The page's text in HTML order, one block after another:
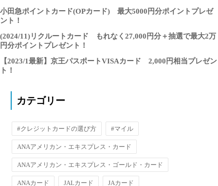
小田急ポイントカード(OPカード) 最大5000円分ポイントプレゼ
ント！
(2024/11)リクルートカード もれなく27,000円分＋抽選で最大2万
円分ポイントプレゼント！
【2023/1最新】京王パスポートVISAカード 2,000円相当プレゼン
ト！
カテゴリー
#クレジットカードの選び方 #マイル
ANAアメリカン・エキスプレス・カード
ANAアメリカン・エキスプレス・ゴールド・カード
ANAカード JALカード JAカード